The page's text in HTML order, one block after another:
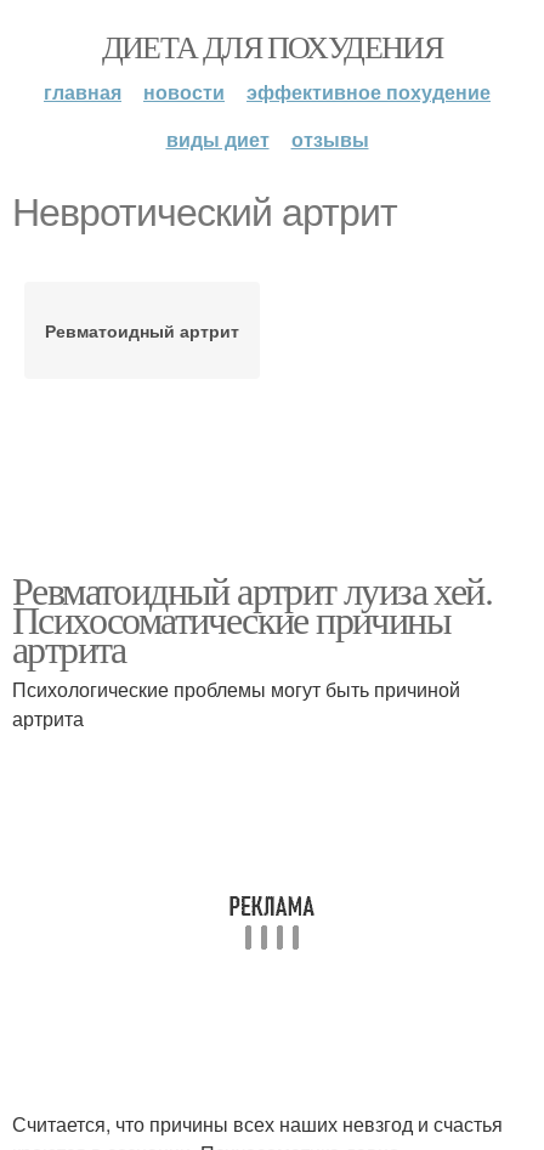
ДИЕТА ДЛЯ ПОХУДЕНИЯ
главная новости
эффективное похудение
виды диет
отзывы
Невротический артрит
Ревматоидный артрит
Ревматоидный артрит луиза хей.
Психосоматические причины
артрита
Психологические проблемы могут быть причиной
артрита
Считается, что причины всех наших невзгод и счастья